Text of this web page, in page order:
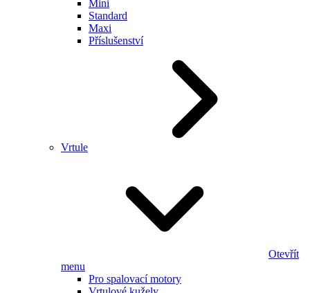
Mini
Standard
Maxi
Příslušenství
Vrtule
Otevřít
menu
Pro spalovací motory